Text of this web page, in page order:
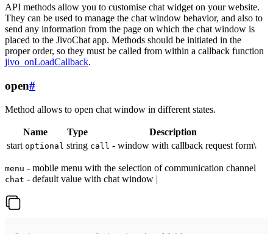
API methods allow you to customise chat widget on your website.
They can be used to manage the chat window behavior, and also to
send any information from the page on which the chat window is
placed to the JivoChat app. Methods should be initiated in the
proper order, so they must be called from within a callback function
jivo_onLoadCallback.
open#
Method allows to open chat window in different states.
Name Type
Description
start optional string call - window with callback request form\
menu - mobile menu with the selection of communication channel
chat - default value with chat window |